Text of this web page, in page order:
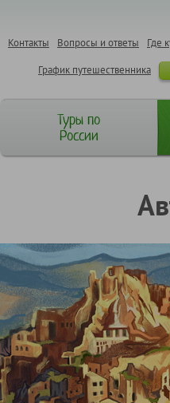
Где
Вопросы и ответы
Контакты
График путешественника
Туры по
России